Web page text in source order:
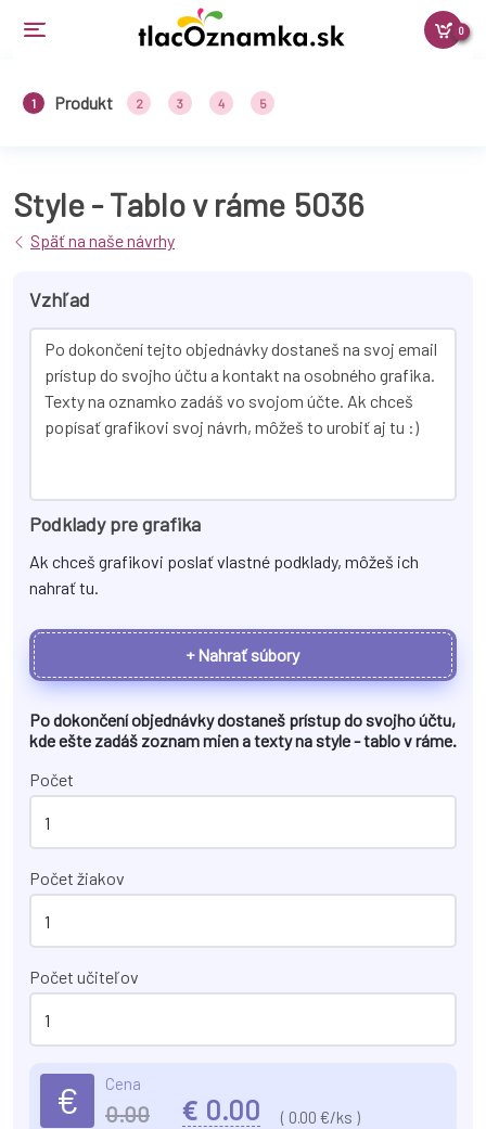
0
1 Produkt 2 3 4 5
Style - Tablo v ráme 5036
Späť na naše návrhy
Vzhľad
Podklady pre grafika
Ak chceš grafikovi poslať vlastné podklady, môžeš ich
nahrať tu.
+ Nahrať súbory
Po dokončení objednávky dostaneš prístup do svojho účtu,
kde ešte zadáš zoznam mien a texty nastyle - tablo v ráme.
Počet
Počet žiakov
Počet učiteľov
€ Cena
0.00 € 0.00 ( 0.00 €/ks )